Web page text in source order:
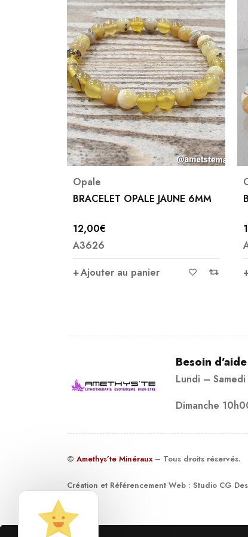
Opale
BRACELET OPALE JAUNE 6MM
12,00€
A3626
Ajouter au panier
Besoin
Lundi –
Dimanche
© Amethys’te Minéraux – Tous droits réservés.
Création et Référencement Web : Studio CG